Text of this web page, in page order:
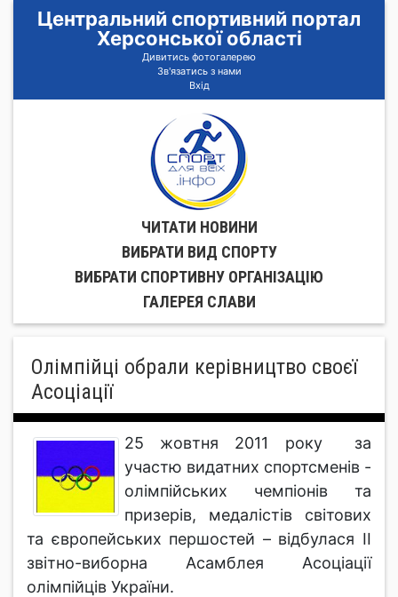
Центральний спортивний портал
Херсонської області
Дивитись фотогалерею
Зв'язатись з нами
Вхід
ЧИТАТИ НОВИНИ
ВИБРАТИ ВИД СПОРТУ
ВИБРАТИ СПОРТИВНУ ОРГАНIЗАЦIЮ
ГАЛЕРЕЯ СЛАВИ
Олімпійці обрали керівництво своєї
Асоціації
25 жовтня 2011 року за
участю видатних спортсменів -
олімпійських чемпіонів та
призерів, медалістів світових
та європейських першостей – відбулася ІІ
звітно-виборна Асамблея Асоціації
олімпійців України.